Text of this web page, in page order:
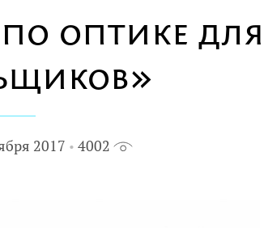
оптике для
2017 4002